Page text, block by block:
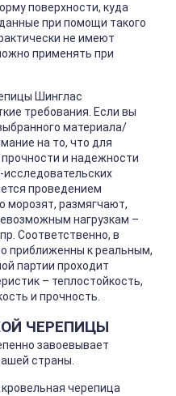
поверхности, куда
при помощи такого
не имеют
применять при
Шинглас
требования. Если вы
материала/
на то, что для
и надежности
проведением
морозят, размягчают,
нагрузкам –
Соответственно, в
приближенны к реальным,
партии проходит
– теплостойкость,
и прочность.
ЧЕРЕПИЦЫ
завоевывает
страны.
черепица